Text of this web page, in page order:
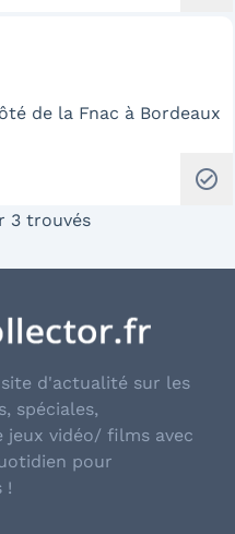
de la Fnac à Bordeaux
check_circle
3 trouvés
d'actualité sur les
spéciales,
jeux vidéo/ films avec
pour
!